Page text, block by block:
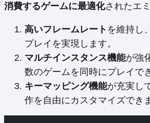
消費するゲームに最適化されたエ
高いフレームレート を維持し
プレイを実現します。
マルチインスタンス機能が強
数のゲームを同時にプレイで
キーマッピング機能が充実し
作を自由にカスタマイズでき